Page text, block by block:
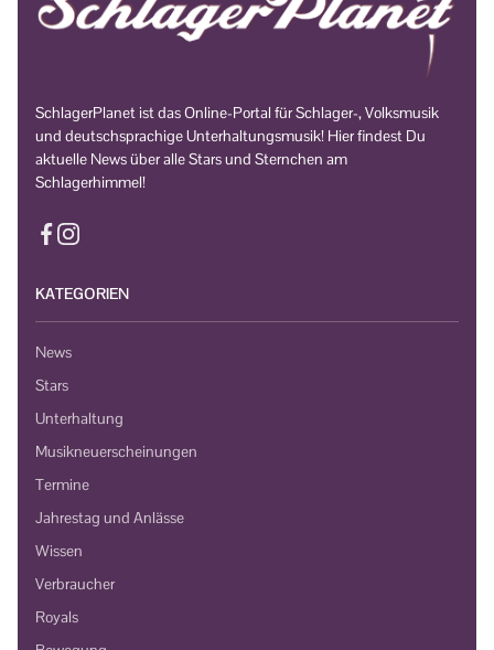
SchlagerPlanet ist das Online-Portal für Schlager-, Volksmusik
und deutschsprachige Unterhaltungsmusik! Hier findest Du
aktuelle News über alle Stars und Sternchen am
Schlagerhimmel!
KATEGORIEN
News
Stars
Unterhaltung
Musikneuerscheinungen
Termine
Jahrestag und Anlässe
Wissen
Verbraucher
Royals